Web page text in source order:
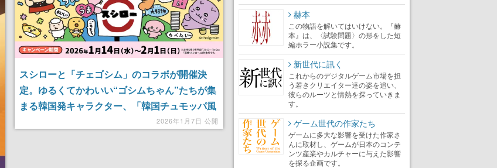
スシローと「チェゴシム」のコラボが開催決
定。ゆるくてかわいい“ゴシムちゃん”たちが集
まる韓国発キャラクター、「韓国チュモッパ風
包み」をはじめとするコラボメニューが登場
2026年1月7日 公開
赫本
この物語を解いてはいけない。『赫
本』は、〈試験問題〉の形をした短
編ホラー小説集です。
新世代に訊く
これからのデジタルゲーム市場を担
う若きクリエイター達の姿を追い、
彼らのルーツと情熱を探っていきま
す。
ゲーム世代の作家たち
ゲームに多大な影響を受けた作家さ
んに取材し、ゲームが日本のコンテ
ンツ産業やカルチャーに与えた影響
を探る企画です。